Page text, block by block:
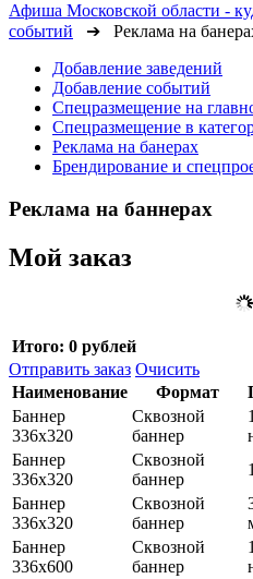
Афиша Московской области -
событий
➔ Реклама на
Добавление заведений
Добавление событий
Спецразмещение на
Спецразмещение в
Реклама на банерах
Брендирование и
Реклама на баннерах
Мой заказ
Итого: 0 рублей
Отправить заказ Очисить
Наименование
Формат
Баннер
336x320
Сквозной
баннер
1
Баннер
336x320
Сквозной
баннер
Баннер
336x320
Сквозной
баннер
Баннер
336x600
Сквозной
баннер
1